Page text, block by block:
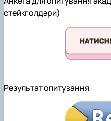
стейкголдери)
Результат опитування